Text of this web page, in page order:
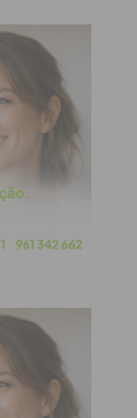
Câmara
da
Alberto
da Assembleia
as Mulheres
é a primeira
e-mail e
informação